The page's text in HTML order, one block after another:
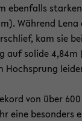
eben­falls
Wäh­rend
kam sie
auf so­li­de 4,84m
von über
eine be­son­ders